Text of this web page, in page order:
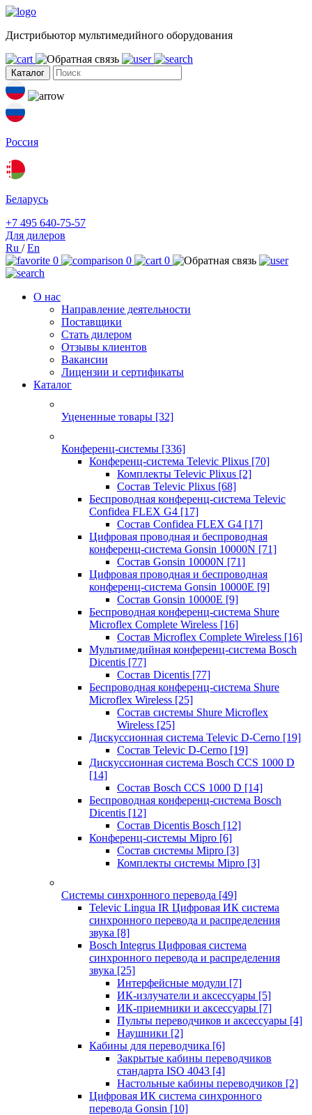
Дистрибьютор мультимедийного оборудования
Каталог
Россия
Беларусь
+7 495 640-75-57
Для дилеров
Ru /En
0
0 0
О нас
Направление деятельности
Поставщики
Стать дилером
Отзывы клиентов
Вакансии
Лицензии и сертификаты
Каталог
Уцененные товары [32]
Конференц-системы [336]
Конференц-система Televic Plixus [70]
Комплекты Televic Plixus [2]
Состав Televic Plixus [68]
Беспроводная конференц-система Televic
Confidea FLEX G4 [17]
Состав Confidea FLEX G4 [17]
Цифровая проводная и беспроводная
конференц-система Gonsin 10000N [71]
Состав Gonsin 10000N [71]
Цифровая проводная и беспроводная
конференц-система Gonsin 10000E [9]
Состав Gonsin 10000E [9]
Беспроводная конференц-система Shure
Microflex Complete Wireless [16]
Состав Microflex Complete Wireless [16]
Мультимедийная конференц-система Bosch
Dicentis [77]
Состав Dicentis [77]
Беспроводная конференц-система Shure
Microflex Wireless [25]
Состав системы Shure Microflex
Wireless [25]
Дискуссионная система Televic D-Cerno [19]
Состав Televic D-Cerno [19]
Дискуссионная система Bosch CCS 1000 D
[14]
Состав Bosch CCS 1000 D [14]
Беспроводная конференц-система Bosch
Dicentis [12]
Состав Dicentis Bosch [12]
Конференц-системы Mipro [6]
Состав системы Mipro [3]
Комплекты системы Mipro [3]
Системы синхронного перевода [49]
Televic Lingua IR Цифровая ИК система
синхронного перевода и распределения
звука [8]
Bosch Integrus Цифровая система
синхронного перевода и распределения
звука [25]
Интерфейсные модули [7]
ИК-излучатели и аксессуары [5]
ИК-приемники и аксессуары [7]
Пульты переводчиков и аксессуары [4]
Наушники [2]
Кабины для переводчика [6]
Закрытые кабины переводчиков
стандарта ISO 4043 [4]
Настольные кабины переводчиков [2]
Цифровая ИК система синхронного
перевода Gonsin [10]